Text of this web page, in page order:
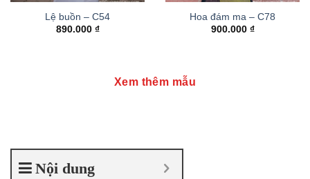
Lệ buồn – C54
890.000 ₫
Hoa đám ma – C78
900.000 ₫
Xem thêm mẫu
Nội dung